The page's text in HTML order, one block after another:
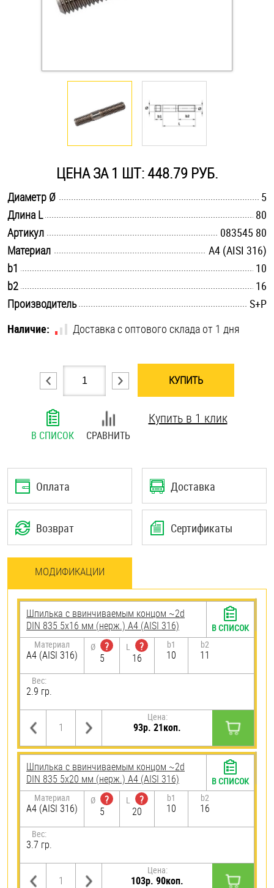
Крюки, кольца с метрической резьбой
Стопорные кольца
Такелаж
Хомуты
Шайбы
Шпильки
Штифты и пальцы
ЦЕНА ЗА 1 ШТ: 448.79 РУБ.
Диаметр Ø
5
Длина L
80
Артикул
083545 80
Материал
A4 (AISI 316)
b1
10
b2
16
Производитель
S+P
Наличие:
Доставка с оптового склада от 1 дня
КУПИТЬ
В СПИСОК СРАВНИТЬ
Купить в 1 клик
Оплата Доставка
Возврат Сертификаты
МОДИФИКАЦИИ
Шпилька c ввинчиваемым концом ~2d
DIN 835 5х16 мм (нерж.) A4 (AISI 316)
Материал
A4 (AISI 316)
Ø
?
5
L
?
16
b1
10
b2
11
Вес:
2.9 гр.
Цена:
93р. 21коп.
В СПИСОК
Шпилька c ввинчиваемым концом ~2d
DIN 835 5х20 мм (нерж.) A4 (AISI 316)
Материал
A4 (AISI 316)
Ø
?
5
L
?
20
b1
10
b2
16
Вес:
3.7 гр.
Цена:
103р. 90коп.
В СПИСОК